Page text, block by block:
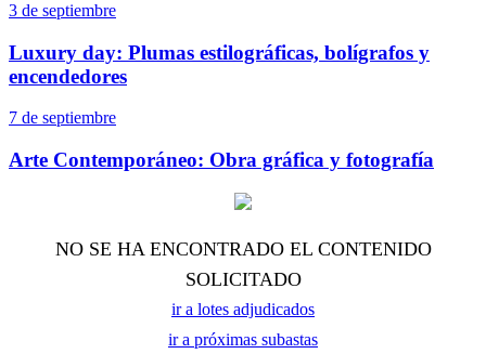
3 de septiembre
Luxury day: Plumas estilográficas, bolígrafos y
encendedores
7 de septiembre
Arte Contemporáneo: Obra gráfica y fotografía
NO SE HA ENCONTRADO EL CONTENIDO
SOLICITADO
ir a lotes adjudicados
ir a próximas subastas